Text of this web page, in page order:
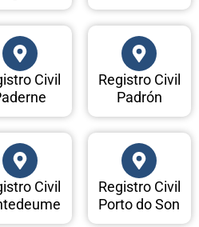
Civil
Registro Civil
Padrón
Civil
Registro Civil
Porto do Son